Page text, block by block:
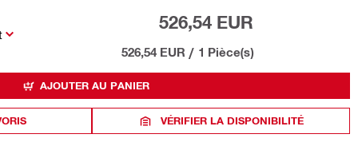
526,54 EUR
526,54 EUR / 1 Pièce(s)
AJOUTER AU PANIER
VÉRIFIER LA DISPONIBILITÉ